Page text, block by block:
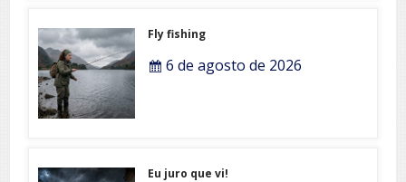
Fly fishing
6 de agosto de 2026
Eu juro que vi!